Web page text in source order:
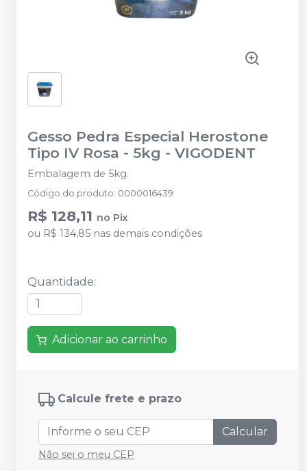
Gesso Pedra Especial Herostone
Tipo IV Rosa - 5kg - VIGODENT
Embalagem de 5kg.
Código do produto: 0000016439
R$ 128,11 no Pix
ou R$ 134,85 nas demais condições
Quantidade:
Adicionar ao carrinho
Calcule frete e prazo
Calcular
Não sei o meu CEP